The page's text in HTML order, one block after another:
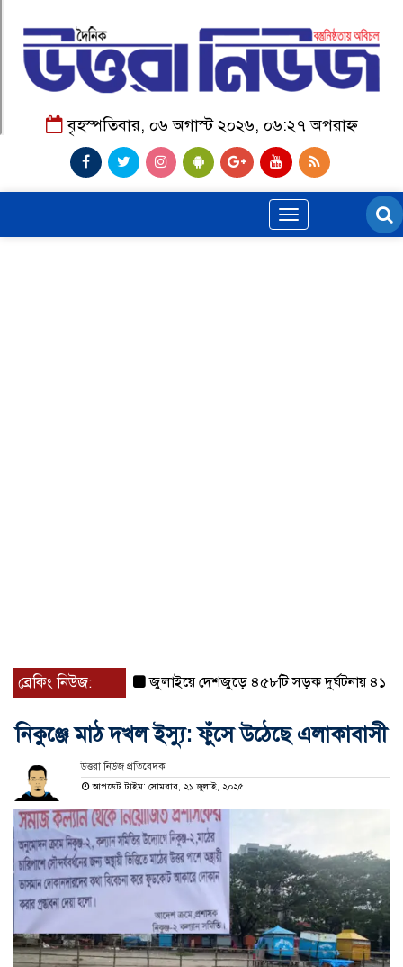
বৃহস্পতিবার, ০৬ অগাস্ট ২০২৬, ০৬:২৭ অপরাহ্ন
Toggle
navigation
ব্রেকিং নিউজ: জুলাইয়ে দেশজুড়ে ৪৫৮টি সড়ক দুর্ঘটনায় ৪১৬ জন
নিকুঞ্জে মাঠ দখল ইস্যু: ফুঁসে উঠেছে এলাকাবাসী
উত্তরা নিউজ প্রতিবেদক
আপডেট টাইম: সোমবার, ২১ জুলাই, ২০২৫